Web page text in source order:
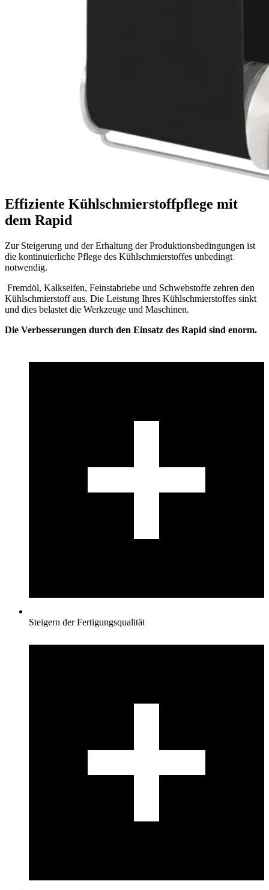
Ef­fi­zi­en­te Kühl­schmier­stoff­pfle­ge mit
dem Rapid
Zur Steigerung und der Erhaltung der Produktionsbedingungen ist
die kontinuierliche Pflege des Kühlschmierstoffes unbedingt
notwendig.
Fremdöl, Kalkseifen, Feinstabriebe und Schwebstoffe zehren den
Kühlschmierstoff aus. Die Leistung Ihres Kühlschmierstoffes sinkt
und dies belastet die Werkzeuge und Maschinen.
Die Verbesserungen durch den Einsatz des Rapid sind enorm.
Steigern der Fertigungsqualität